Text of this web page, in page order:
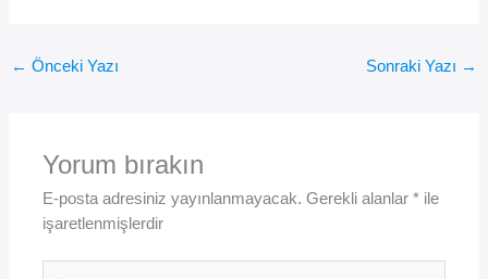
← Önceki Yazı Sonraki Yazı →
Yorum bırakın
E-posta adresiniz yayınlanmayacak. Gerekli alanlar* ile
işaretlenmişlerdir